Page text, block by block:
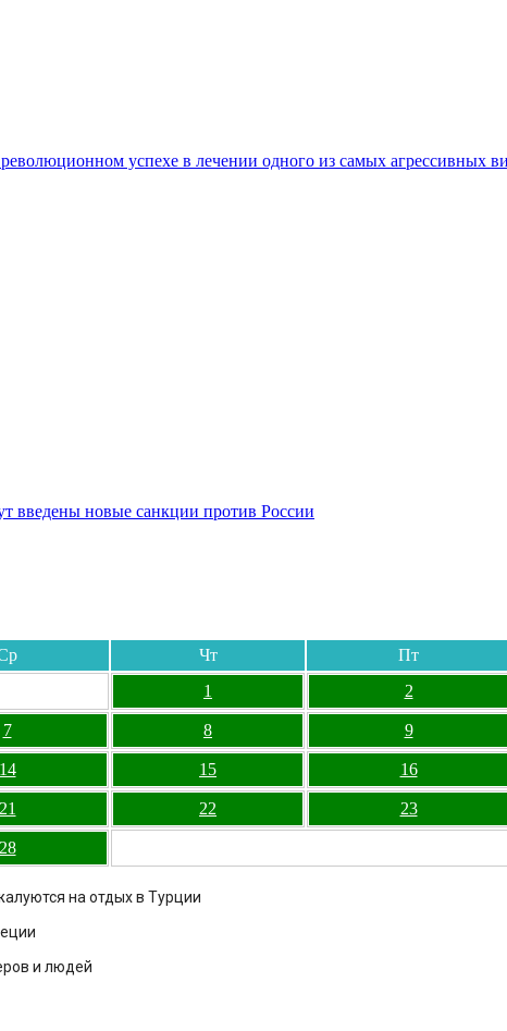
успехе в лечении одного из самых агрессивных
введены новые санкции против России
Чт Пт
1
2
7 8 9
14 15 16
21 22 23
28
на отдых в Турции
и людей